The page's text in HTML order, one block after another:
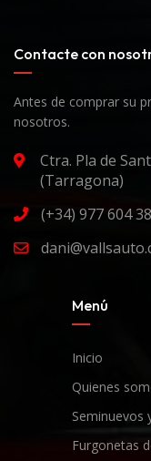
Contacte con
Antes de comprar su
nosotros.
Ctra. Pla de
(Tarragona)
(+34) 977 604
Menú
Inicio
Quienes
Seminuevos
Furgonetas